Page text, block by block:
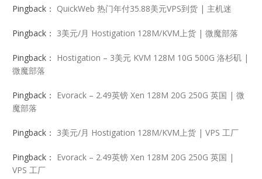
Pingback： QuickWeb 热门年付35.88美元VPS到货 | 主机迷
Pingback： 3美元/月 Hostigation 128M/KVM上货 | 微魔部落
Pingback： Hostigation – 3美元 KVM 128M 10G 500G 洛杉矶 |
微魔部落
Pingback： Evorack – 2.49英镑 Xen 128M 20G 250G 英国 | 微
魔部落
Pingback： 3美元/月 Hostigation 128M/KVM上货 | VPS 工厂
Pingback： Evorack – 2.49英镑 Xen 128M 20G 250G 英国 |
VPS 工厂